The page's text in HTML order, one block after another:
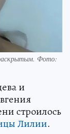
Фото:
и
строилось
Лилии.